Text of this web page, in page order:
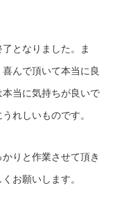
となりました。ま
んで頂いて本当に良
当に気持ちが良いで
れしいものです。
りと作業させて頂き
お願いします。